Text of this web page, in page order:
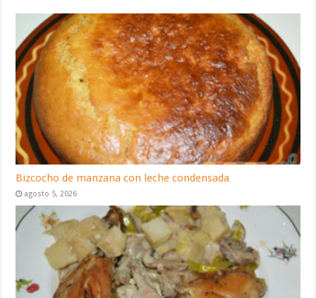
Bizcocho de manzana con leche condensada
agosto 5, 2026